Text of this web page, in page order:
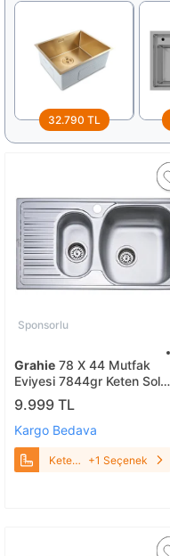
32.790 TL
Sponsorlu
Grahie 78 X 44 Mutfak
Eviyesi 7844gr Keten Sol
Damlalıklı
9.999 TL
Kargo Bedava
Keten
+1 Seçenek